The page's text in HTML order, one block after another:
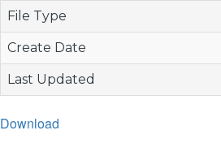
File Type
Create Date
Last Updated
Download